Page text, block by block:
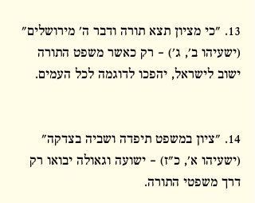
13. "כי מציון תצא תורה ודבר ה' מירושלים"
(ישעיהו ב', ג') – רק כאשר משפט התורה
ישוב לישראל, יהפכו לדוגמה לכל העמים.
14. "ציון במשפט תיפדה ושביה בצדקה"
(ישעיהו א', כ"ז) – ישועה וגאולה יבואו רק
דרך משפטי התורה.